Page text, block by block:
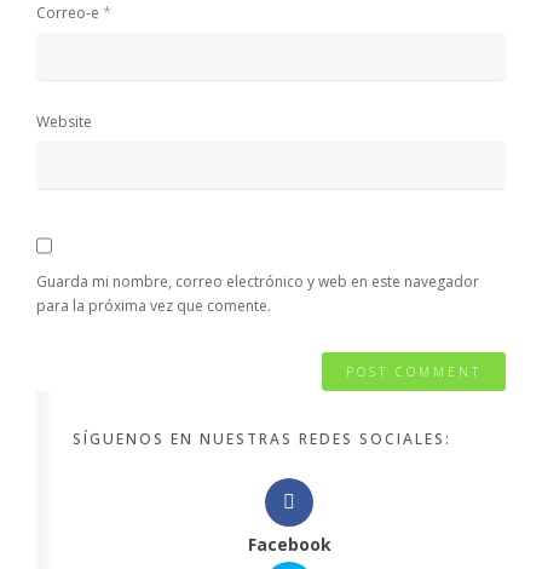
Correo-e *
Website
Guarda mi nombre, correo electrónico y web en este navegador
para la próxima vez que comente.
SÍGUENOS EN NUESTRAS REDES SOCIALES:
Facebook